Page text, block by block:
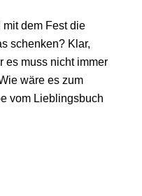
dem Fest die
schenken? Klar,
es muss nicht immer
wäre es zum
vom Lieblingsbuch